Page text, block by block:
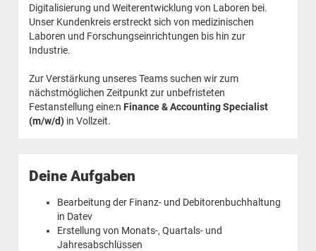
Digitalisierung und Weiterentwicklung von Laboren bei.
Unser Kundenkreis erstreckt sich von medizinischen
Laboren und Forschungseinrichtungen bis hin zur
Industrie.
Zur Verstärkung unseres Teams suchen wir zum
nächstmöglichen Zeitpunkt zur unbefristeten
Festanstellung eine:n Finance & Accounting Specialist
(m/w/d) in Vollzeit.
Deine Aufgaben
Bearbeitung der Finanz- und Debitorenbuchhaltung
in Datev
Erstellung von Monats-, Quartals- und
Jahresabschlüssen